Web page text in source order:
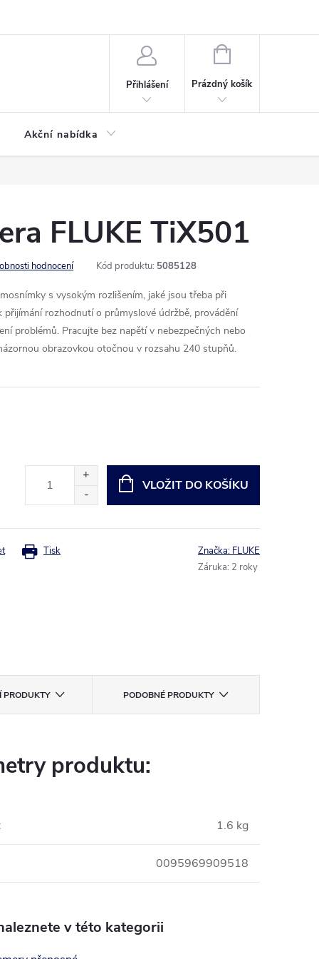
Přihlášení
NÁKUPNÍ
Prázdný košík
Akční nabídka
FLUKE TiX501
hodnocení Kód produktu: 5085128
s vysokým rozlišením, jaké jsou třeba při
přijímání rozhodnutí o průmyslové údržbě, provádění
problémů. Pracujte bez napětí v nebezpečných nebo
obrazovkou otočnou v rozsahu 240 stupňů.
VLOŽIT DO KOŠÍKU
Tisk Značka: FLUKE
Záruka: 2 roky
PRODUKTY PODOBNÉ PRODUKTY
produktu:
1.6 kg
0095969909518
v této kategorii